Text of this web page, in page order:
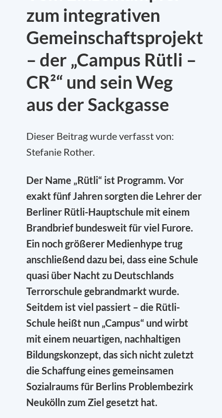
zum integrativen
Gemeinschaftsprojekt
– der „Campus Rütli –
CR²“ und sein Weg
aus der Sackgasse
Dieser Beitrag wurde verfasst von:
Stefanie Rother.
Der Name „Rütli“ ist Programm. Vor
exakt fünf Jahren sorgten die Lehrer der
Berliner Rütli-Hauptschule mit einem
Brandbrief bundesweit für viel Furore.
Ein noch größerer Medienhype trug
anschließend dazu bei, dass eine Schule
quasi über Nacht zu Deutschlands
Terrorschule gebrandmarkt wurde.
Seitdem ist viel passiert – die Rütli-
Schule heißt nun „Campus“ und wirbt
mit einem neuartigen, nachhaltigen
Bildungskonzept, das sich nicht zuletzt
die Schaffung eines gemeinsamen
Sozialraums für Berlins Problembezirk
Neukölln zum Ziel gesetzt hat.